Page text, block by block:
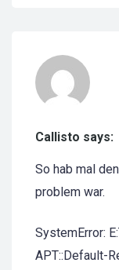
Callisto says:
So hab mal
problem war.
SystemError:
APT::Default-